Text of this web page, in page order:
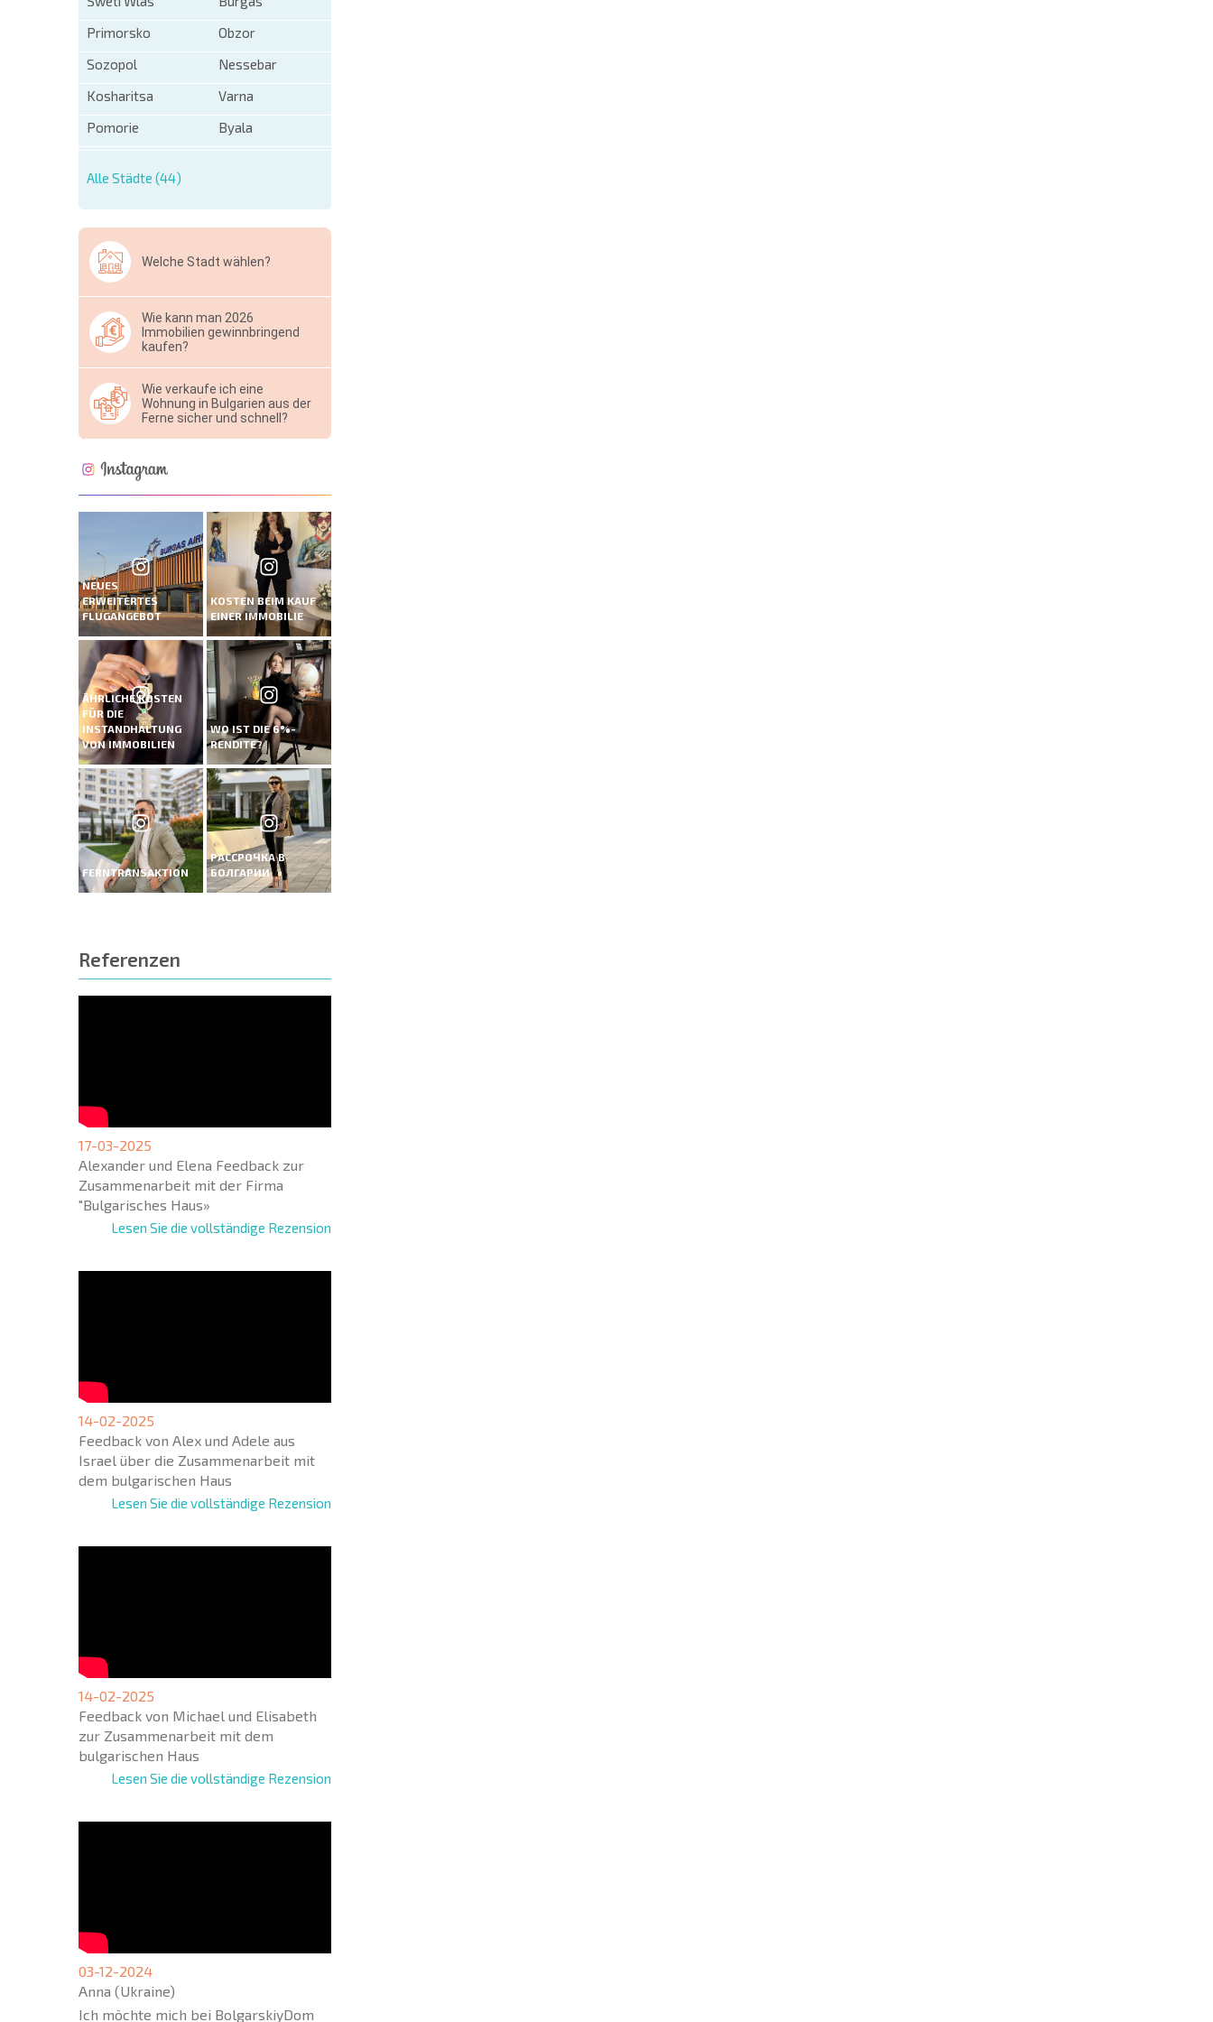
Primorsko
Obzor
Sozopol
Nessebar
Kosharitsa
Varna
Pomorie
Byala
Alle Städte (44)
Welche Stadt wählen?
Wie kann man 2026
Immobilien gewinnbringend
kaufen?
Wie verkaufe ich eine
Wohnung in Bulgarien aus der
Ferne sicher und schnell?
NEUES
ERWEITERTES
FLUGANGEBOT
KOSTEN BEIM KAUF
EINER IMMOBILIE
ÄHRLICHE KOSTEN
FÜR DIE
INSTANDHALTUNG
VON IMMOBILIEN
WO IST DIE 6%-
RENDITE?
FERNTRANSAKTION
РАССРОЧКА В
БОЛГАРИИ
Referenzen
17-03-2025
Alexander und Elena Feedback zur
Zusammenarbeit mit der Firma
"Bulgarisches Haus»
Lesen Sie die vollständige Rezension
14-02-2025
Feedback von Alex und Adele aus
Israel über die Zusammenarbeit mit
dem bulgarischen Haus
Lesen Sie die vollständige Rezension
14-02-2025
Feedback von Michael und Elisabeth
zur Zusammenarbeit mit dem
bulgarischen Haus
Lesen Sie die vollständige Rezension
03-12-2024
Anna (Ukraine)
Ich möchte mich bei BolgarskiyDom